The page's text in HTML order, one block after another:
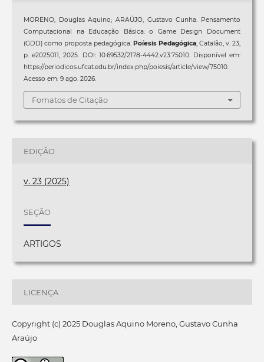
MORENO, Douglas Aquino; ARAÚJO, Gustavo Cunha. Pensamento
Computacional na Educação Básica: o Game Design Document
(GDD) como proposta pedagógica. Poíesis Pedagógica, Catalão, v. 23,
p. e2025011, 2025. DOI: 10.69532/2178-4442.v23.75010. Disponível em:
https://periodicos.ufcat.edu.br/index.php/poiesis/article/view/75010.
Acesso em: 9 ago. 2026.
Fomatos de Citação
EDIÇÃO
v. 23 (2025)
SEÇÃO
ARTIGOS
LICENÇA
Copyright (c) 2025 Douglas Aquino Moreno, Gustavo Cunha
Araújo